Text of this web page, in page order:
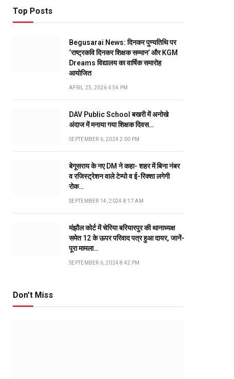
Top Posts
Begusarai News: दिनकर पुण्यतिथि पर
‘राष्ट्रकवि दिनकर शिक्षक सम्मान’ और KGM
Dreams विद्यालय का वार्षिक समारोह
आयोजित
APRIL 25, 2026 4:54 PM
DAV Public School बखरी में अनोखे
अंदाज में मनाया गया शिक्षक दिवस…
SEPTEMBER 6, 2024 2:00 PM
बेगूसराय के नए DM ने कहा- शहर में बिना नंबर
व रजिस्ट्रेशन वाले टेम्पो व ई-रिक्शा लगेगी
रोक…
SEPTEMBER 14, 2024 8:17 AM
मंझौल कोर्ट में चेरिया बरियारपुर की थानाध्यक्ष
समेत 12 के ऊपर परिवाद पत्र हुआ दायर, जानें-
पूरा मामला…
SEPTEMBER 6, 2024 8:42 PM
Don't Miss